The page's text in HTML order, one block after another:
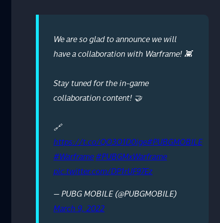
We are so glad to announce we will
have a collaboration with Warframe! 👾
Stay tuned for the in-game
collaboration content! 🤝
🔗
https://t.co/QO3O1D0ige#PUBGMOBILE
#Warframe#PUBGMxWarframe
pic.twitter.com/DP1rUF97Ez
— PUBG MOBILE (@PUBGMOBILE)
March 9, 2022